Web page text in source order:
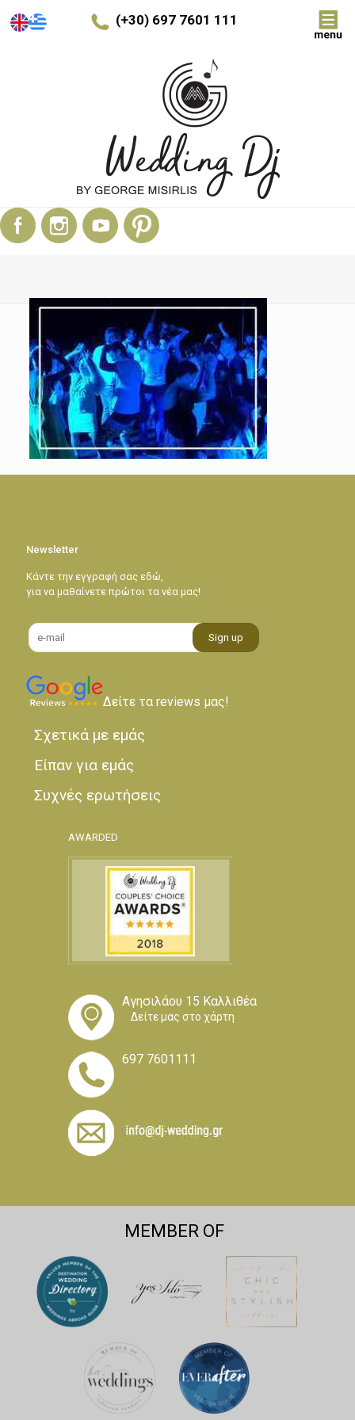
(+30) 697 7601 111
Newsletter
Κάντε την εγγραφή σας εδώ,
για να μαθαίνετε πρώτοι τα νέα μας!
Δείτε τα reviews μας!
Σχετικά με εμάς
Είπαν για εμάς
Συχνές ερωτήσεις
AWARDED
Αγησιλάου 15 Καλλιθέα
Δείτε μας στο χάρτη
697 7601111
MEMBER OF